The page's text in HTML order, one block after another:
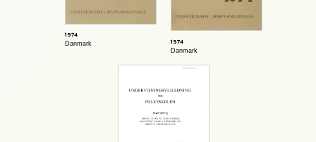
1974
Danmark 1974
Danmark